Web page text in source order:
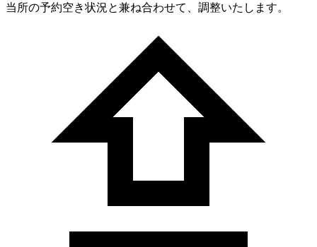
当所の予約空き状況と兼ね合わせて、調整いたします。